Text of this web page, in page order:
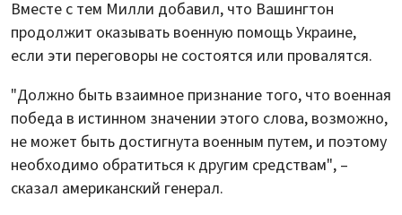
Вместе с тем Милли добавил, что Вашингтон
продолжит оказывать военную помощь Украине,
если эти переговоры не состоятся или провалятся.
"Должно быть взаимное признание того, что военная
победа в истинном значении этого слова, возможно,
не может быть достигнута военным путем, и поэтому
необходимо обратиться к другим средствам", –
сказал американский генерал.